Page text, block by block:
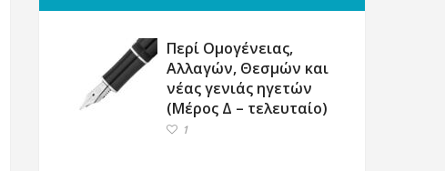
Περί Ομογένειας,
Αλλαγών, Θεσμών και
νέας γενιάς ηγετών
(Μέρος Δ – τελευταίο)
1